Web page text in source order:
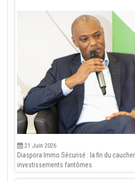
21 Juin 2026
Diaspora Immo Sécurisé : la fin du
investissements fantômes